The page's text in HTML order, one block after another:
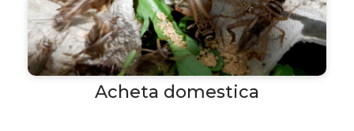
Acheta domestica